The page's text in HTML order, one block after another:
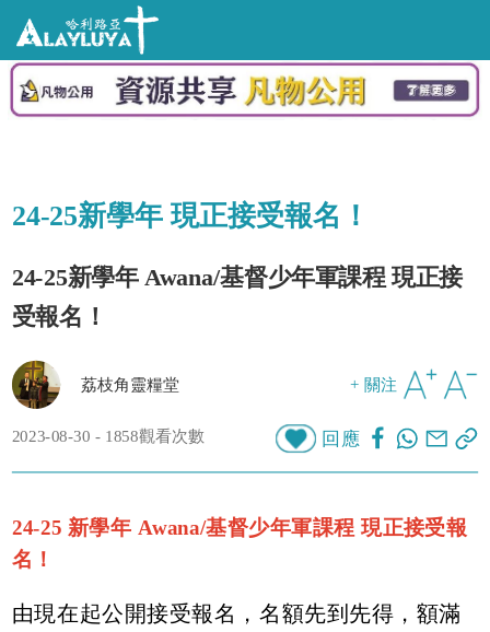
24-25新學年 現正接受報名！
24-25新學年 Awana/基督少年軍課程 現正接
受報名！
+ 關注
荔枝角靈糧堂
2023-08-30 - 1858觀看次數 回應
24-25 新學年 Awana/基督少年軍課程 現正接受報
名！
由現在起公開接受報名，名額先到先得，額滿